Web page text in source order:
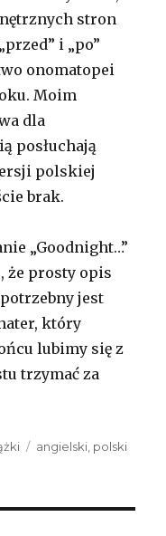
stron
i „po”
onomatopei
Moim
dla
posłuchają
polskiej
brak.
„Goodnight…”
że prosty opis
jest
który
lubimy się z
trzymać za
Tags
angielski, polski